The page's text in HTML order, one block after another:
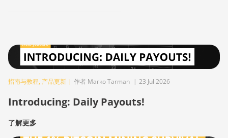
指南与教程, 产品更新 | 作者 Marko Tarman | 23 Jul 2026
Introducing: Daily Payouts!
了解更多